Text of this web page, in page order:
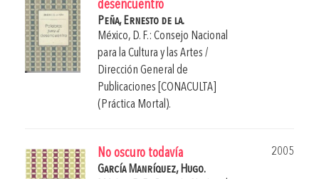
desencuentro
Peña, Ernesto de la.
México, D. F.: Consejo Nacional
para la Cultura y las Artes /
Dirección General de
Publicaciones [CONACULTA]
(Práctica Mortal).
No oscuro todavía
2005
García Manríquez, Hugo.